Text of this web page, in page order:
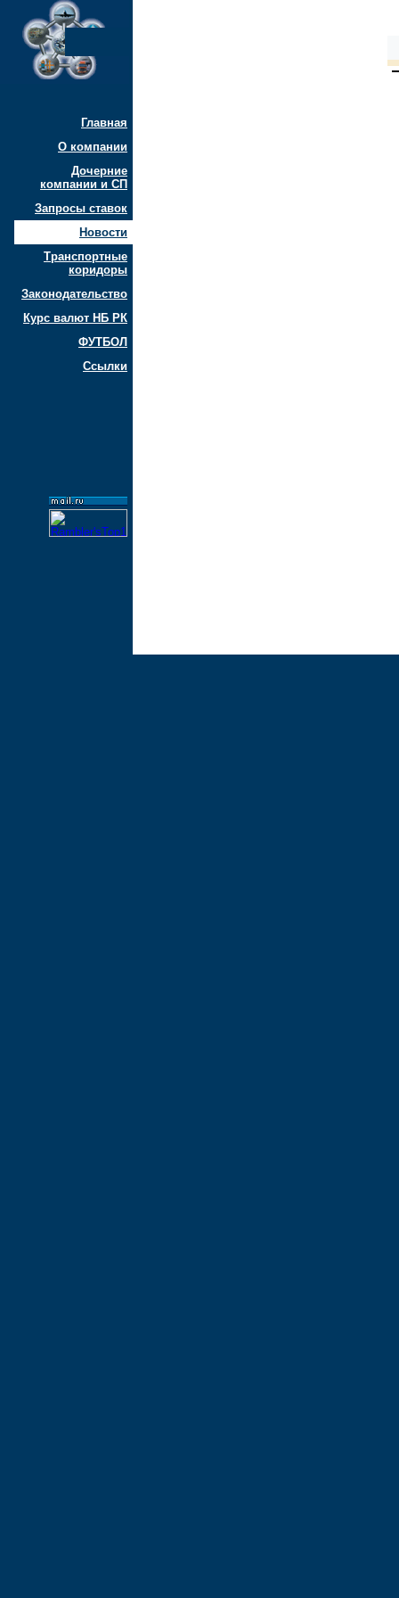
Главная
О компании
Дочерние
компании и СП
Запросы ставок
Новости
Транспортные
коридоры
Законодательство
Курс валют НБ РК
ФУТБОЛ
Ссылки